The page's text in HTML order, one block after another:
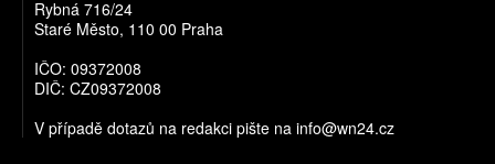
Rybná 716/24
Staré Město, 110 00 Praha
IČO: 09372008
DIČ: CZ09372008
V případě dotazů na redakci pište na info@wn24.cz